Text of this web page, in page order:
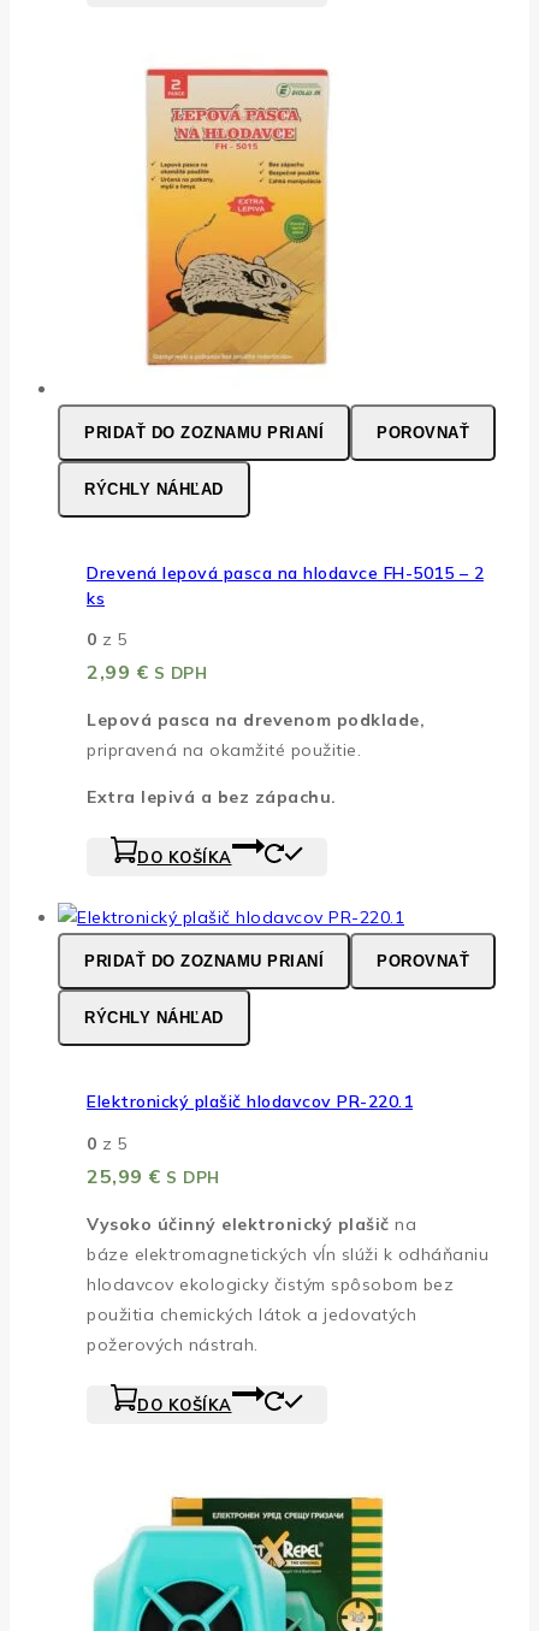
PRIDAŤ DO ZOZNAMU PRIANÍ POROVNAŤ
RÝCHLY NÁHĽAD
Drevená lepová pasca na hlodavce FH-5015 – 2
ks
0 z 5
2,99 € S DPH
Lepová pasca na drevenom podklade,
pripravená na okamžité použitie.
Extra lepivá a bez zápachu.
DO KOŠÍKA
PRIDAŤ DO ZOZNAMU PRIANÍ POROVNAŤ
RÝCHLY NÁHĽAD
Elektronický plašič hlodavcov PR-220.1
0 z 5
25,99 € S DPH
Vysoko účinný elektronický plašič na
báze elektromagnetických vĺn slúži k odháňaniu
hlodavcov ekologicky čistým spôsobom bez
použitia chemických látok a jedovatých
požerových nástrah.
DO KOŠÍKA